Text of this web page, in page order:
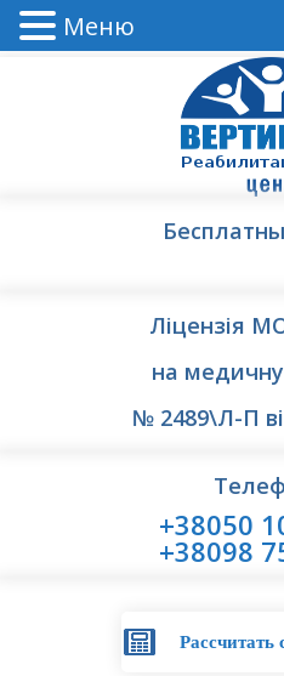
Ліцензія
на
№ 2489\Л-П
+38050
+38098
Рассчитать
Меню